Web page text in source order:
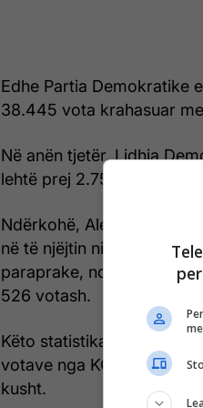
Edhe Partia Demokratike
38.445 vota krahasuar
Në anën tjetër, Lidhja
lehtë prej 2.755 votash.
Ndërkohë, Aleanca për
në të njëjtin nivel, me
paraprake, ndërsa Lista
526 votash.
Këto statistika janë bërë
votave nga KQZ-ja. Këtu
kusht.